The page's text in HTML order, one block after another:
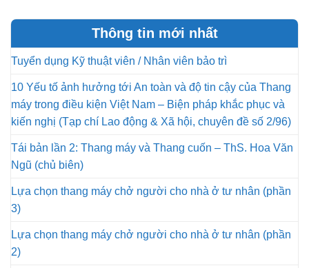
Thông tin mới nhất
Tuyển dụng Kỹ thuật viên / Nhân viên bảo trì
10 Yếu tố ảnh hưởng tới An toàn và độ tin cậy của Thang
máy trong điều kiện Việt Nam – Biện pháp khắc phục và
kiến nghị (Tạp chí Lao động & Xã hội, chuyên đề số 2/96)
Tái bản lần 2: Thang máy và Thang cuốn – ThS. Hoa Văn
Ngũ (chủ biên)
Lựa chọn thang máy chở người cho nhà ở tư nhân (phần
3)
Lựa chọn thang máy chở người cho nhà ở tư nhân (phần
2)